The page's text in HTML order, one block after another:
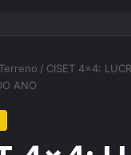
/ CISET 4×4:
ANO